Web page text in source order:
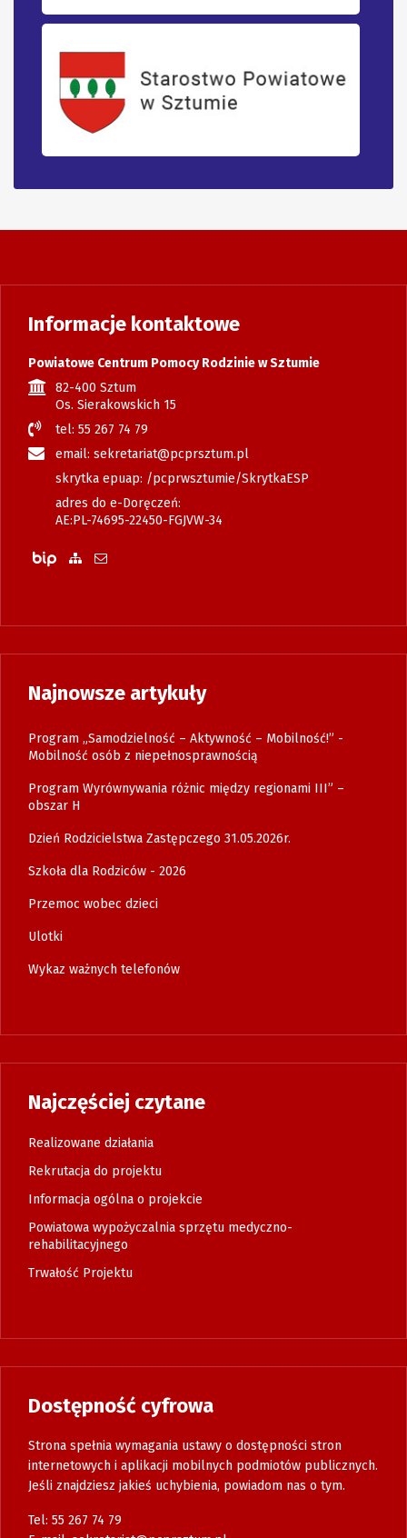
Informacje kontaktowe
Powiatowe Centrum Pomocy Rodzinie w Sztumie
82-400 Sztum
Os. Sierakowskich 15
tel: 55 267 74 79
email: sekretariat@pcprsztum.pl
skrytka epuap: /pcprwsztumie/SkrytkaESP
adres do e-Doręczeń:
AE:PL-74695-22450-FGJVW-34
Biuletyn Informacji Publicznej
Zobacz mapę strony
Wyślij email
Najnowsze artykuły
Program „Samodzielność – Aktywność – Mobilność!” -
Mobilność osób z niepełnosprawnością
Program Wyrównywania różnic między regionami III” –
obszar H
Dzień Rodzicielstwa Zastępczego 31.05.2026r.
Szkoła dla Rodziców - 2026
Przemoc wobec dzieci
Ulotki
Wykaz ważnych telefonów
Najczęściej czytane
Realizowane działania
Rekrutacja do projektu
Informacja ogólna o projekcie
Powiatowa wypożyczalnia sprzętu medyczno-
rehabilitacyjnego
Trwałość Projektu
Dostępność cyfrowa
Strona spełnia wymagania ustawy o dostępności stron
internetowych i aplikacji mobilnych podmiotów publicznych.
Jeśli znajdziesz jakieś uchybienia, powiadom nas o tym.
Tel: 55 267 74 79